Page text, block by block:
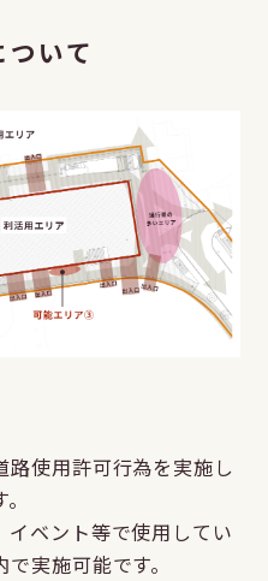
いて
使用許可行為を実施し
ベント等で使用してい
実施可能です。